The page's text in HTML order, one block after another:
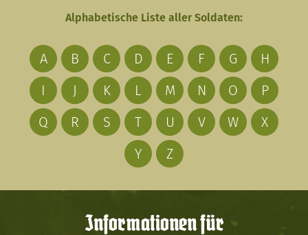
Alphabetische Liste aller Soldaten:
A B C D E F G
H
I
J K L M N O
P
Q
R S T U V W
X
Y
Z
Informationen für